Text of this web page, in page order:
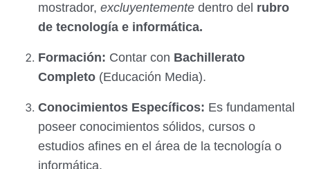
mostrador, excluyentemente dentro del rubro
de tecnología e informática.
Formación: Contar con Bachillerato
Completo (Educación Media).
Conocimientos Específicos: Es fundamental
poseer conocimientos sólidos, cursos o
estudios afines en el área de la tecnología o
informática.